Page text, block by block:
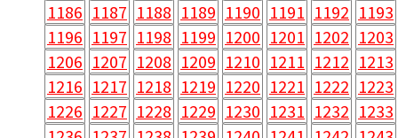
1186 1187 1188 1189 1190 1191 1192 1193
1196 1197 1198 1199 1200 1201 1202 1203
1206 1207 1208 1209 1210 1211 1212 1213
1216 1217 1218 1219 1220 1221 1222 1223
1226 1227 1228 1229 1230 1231 1232 1233